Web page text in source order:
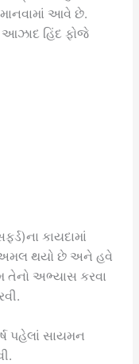
આવે છે.
આઝાદ હિંદ ફોજે
કાયદામાં
અમલ થયો છે અને હવે
તેનો અભ્યાસ કરવા
પહેલાં સાયમન